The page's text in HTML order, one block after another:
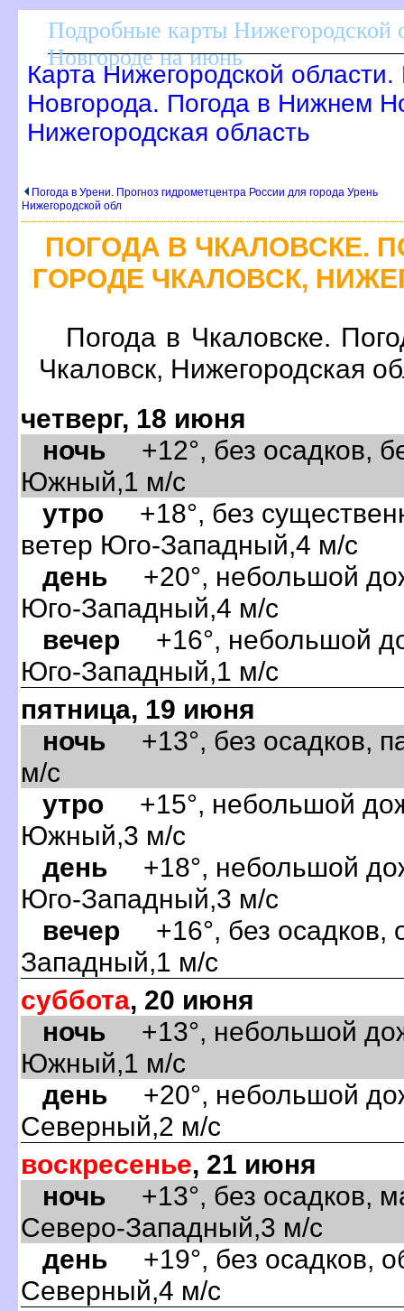
Подробные карты Нижегородской
Новгороде на июнь
Карта Нижегородской
Новгорода. Погода в Нижнем
Нижегородская область
Погода в Урени. Прогноз гидрометцентра России для города Урень
Нижегородской обл
ПОГОДА В ЧКАЛОВСКЕ.
ГОРОДЕ ЧКАЛОВСК,
Погода в Чкаловске.
Чкаловск, Нижегородская
четверг, 18 июня
ночь +12°, без осадков,
Южный,1 м/с
утро +18°, без
етер Юго-Западный,4 м/с
день +20°, небольшой
Юго-Западный,4 м/с
ечер +16°, небольшой
Юго-Западный,1 м/с
пятница, 19 июня
ночь +13°, без осадков,
м/с
утро +15°, небольшой
Южный,3 м/с
день +18°, небольшой
Юго-Западный,3 м/с
ечер +16°, без осадков,
Западный,1 м/с
суббота, 20 июня
ночь +13°, небольшой
Южный,1 м/с
день +20°, небольшой
Северный,2 м/с
оскресенье, 21 июня
ночь +13°, без осадков,
Северо-Западный,3 м/с
день +19°, без осадков,
Северный,4 м/с